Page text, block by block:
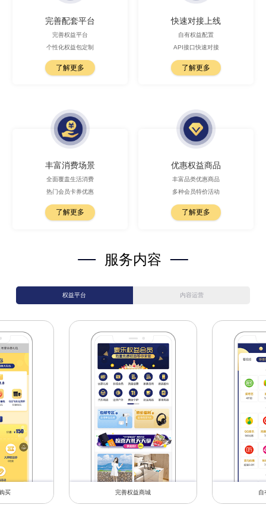
完善配套平台
完善权益平台
个性化权益包定制
了解更多
快速对接上线
自有权益配置
API接口快速对接
了解更多
丰富消费场景
全面覆盖生活消费
热门会员卡券优惠
了解更多
优惠权益商品
丰富品类优惠商品
多种会员特价活动
了解更多
服务内容
权益平台 内容运营
买 完善权益商城 自
生活消